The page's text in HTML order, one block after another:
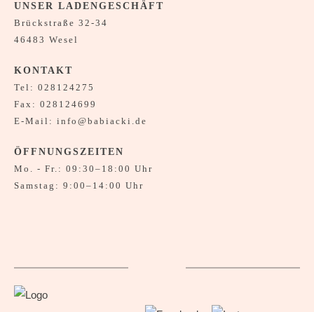
UNSER LADENGESCHÄFT
Brückstraße 32-34
46483 Wesel
KONTAKT
Tel: 028124275
Fax: 028124699
E-Mail: info@babiacki.de
ÖFFNUNGSZEITEN
Mo. - Fr.: 09:30–18:00 Uhr
Samstag: 9:00–14:00 Uhr